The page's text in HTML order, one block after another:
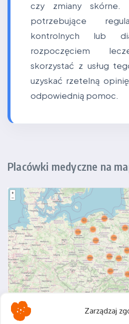
Zarządzaj
czy zmiany skórne.
potrzebujące
kontrolnych lub
rozpoczęciem
skorzystać z usług
uzyskać rzetelną
odpowiednią pomoc.
Placówki medyczne na